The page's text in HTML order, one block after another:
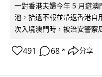
一對香港夫婦今年 5 月遊
池，拾遺不報並帶返香港自
次入境澳門時，被治安警察
491 68 ↗ 分享